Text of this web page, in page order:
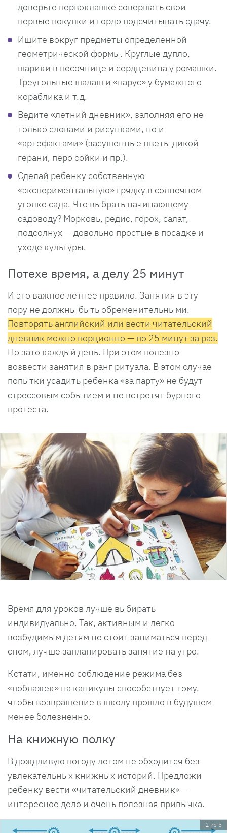
доверьте первоклашке совершать свои
первые покупки и гордо подсчитывать сдачу.
Ищите вокруг предметы определенной
геометрической формы. Круглые дупло,
шарики в песочнице и сердцевина у ромашки.
Треугольные шалаш и «парус» у бумажного
кораблика и т.д.
Ведите «летний дневник», заполняя его не
только словами и рисунками, но и
«артефактами» (засушенные цветы дикой
герани, перо сойки и пр.).
Сделай ребенку собственную
«экспериментальную» грядку в солнечном
уголке сада. Что выбрать начинающему
садоводу? Морковь, редис, горох, салат,
подсолнух — довольно простые в посадке и
уходе культуры.
Потехе время, а делу 25 минут
И это важное летнее правило. Занятия в эту
пору не должны быть обременительными.
Повторять английский или вести читательский
дневник можно порционно — по 25 минут за раз.
Но зато каждый день. При этом полезно
возвести занятия в ранг ритуала. В этом случае
попытки усадить ребенка «за парту» не будут
стрессовым событием и не встретят бурного
протеста.
Время для уроков лучше выбирать
индивидуально. Так, активным и легко
возбудимым детям не стоит заниматься перед
сном, лучше запланировать занятие на утро.
Кстати, именно соблюдение режима без
«поблажек» на каникулы способствует тому,
чтобы возвращение в школу прошло в будущем
менее болезненно.
На книжную полку
В дождливую погоду летом не обходится без
увлекательных книжных историй. Предложи
ребенку вести «читательский дневник» —
интересное дело и очень полезная привычка.
1 из 5